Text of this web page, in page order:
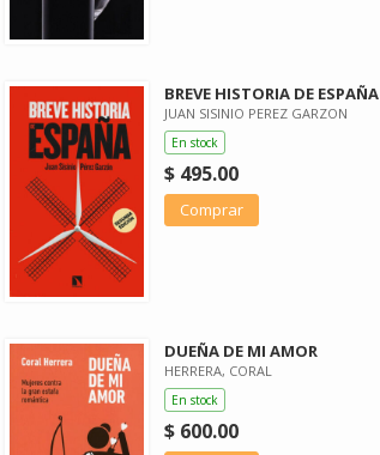
BREVE HISTORIA DE ESPAÑA
JUAN SISINIO PEREZ GARZON
En stock
$ 495.00
Comprar
DUEÑA DE MI AMOR
HERRERA, CORAL
En stock
$ 600.00